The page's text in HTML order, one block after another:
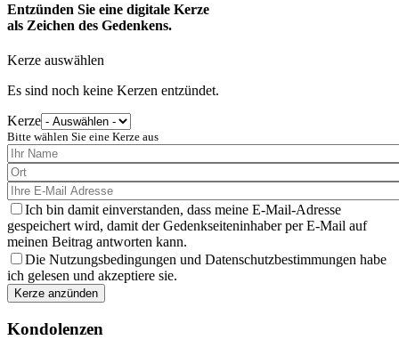
Entzünden Sie eine digitale Kerze
als Zeichen des Gedenkens.
Kerze auswählen
Es sind noch keine Kerzen entzündet.
Kerze
Bitte wählen Sie eine Kerze aus
Ich bin damit einverstanden, dass meine E-Mail-Adresse
gespeichert wird, damit der Gedenkseiteninhaber per E-Mail auf
meinen Beitrag antworten kann.
Die Nutzungsbedingungen und Datenschutzbestimmungen habe
ich gelesen und akzeptiere sie.
Kondolenzen